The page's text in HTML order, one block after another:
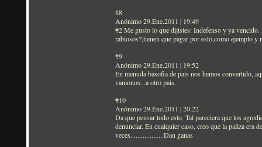
#8
Anónimo 29.Ene.2011 | 19:49
#2 Me gusto lo que dijistes: Indefenso y ya vencido.
rabiosos?,tienen que pagar por esto,como ejemplo y
#9
Anónimo 29.Ene.2011 | 19:52
En menuda basofia de pais nos hemos convertido,
vamonos...a otro pais.
#10
Anónimo 29.Ene.2011 | 20:22
Da que pensar todo esto. Tal pareciera que los
denunciar. En cualquier caso, creo que la paliza era
veces...................Dan ganas